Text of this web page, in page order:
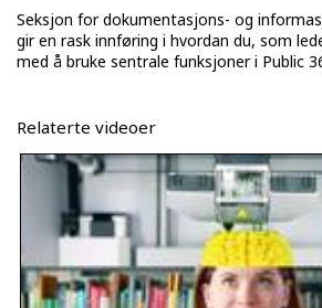
Seksjon for dokumentasjons- og
gir en rask innføring i hvordan du, som
med å bruke sentrale funksjoner i Public
Relaterte videoer